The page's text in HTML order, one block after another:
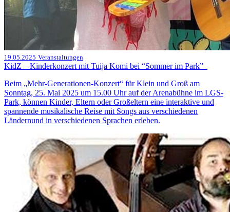
19.05.2025 Veranstaltungen
KidZ – Kinderkonzert mit Tuija Komi bei “Sommer im Park”
Beim „Mehr-Generationen-Konzert“ für Klein und Groß am
Sonntag, 25. Mai 2025 um 15.00 Uhr auf der Arenabühne im LGS-
Park, können Kinder, Eltern oder Großeltern eine interaktive und
spannende musikalische Reise mit Songs aus verschiedenen
Ländernund in verschiedenen Sprachen erleben.